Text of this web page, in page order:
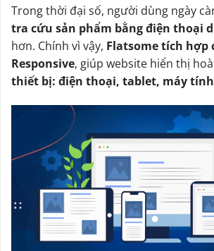
Trong thời đại số, người dùng ngày
tra cứu sản phẩm bằng điện thoại
hơn. Chính vì vậy, Flatsome tích hợp
Responsive, giúp website hiển thị
thiết bị: điện thoại, tablet, máy tính